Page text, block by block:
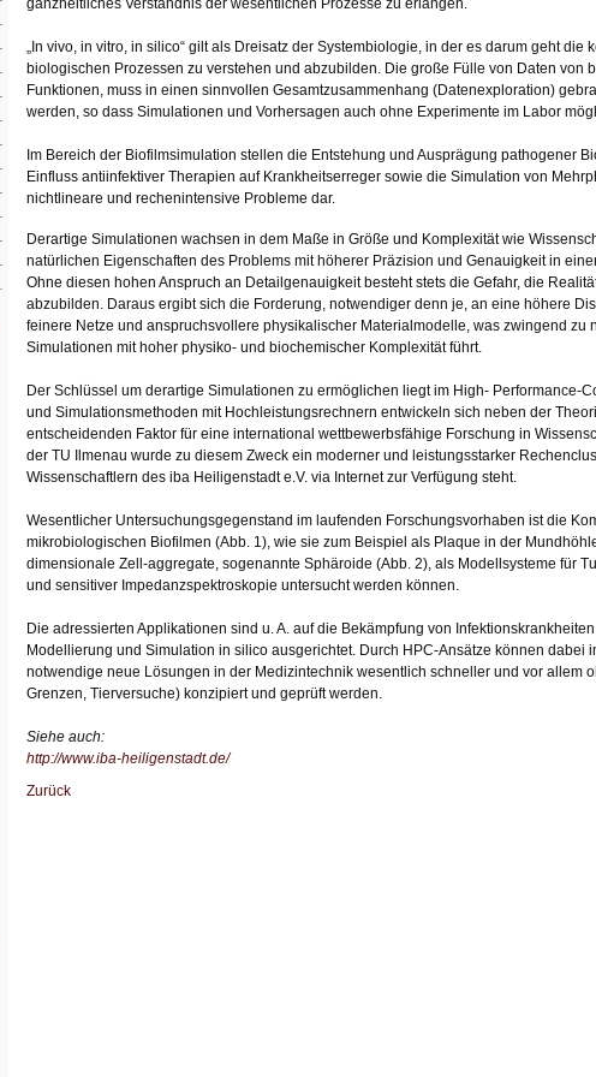
ganzheitliches Verständnis der wesentlichen Prozesse zu erlangen.
„In vivo, in vitro, in silico“ gilt als Dreisatz der Systembiologie, in der es darum geht die
biologischen Prozessen zu verstehen und abzubilden. Die große Fülle von Daten von
Funktionen, muss in einen sinnvollen Gesamtzusammenhang (Datenexploration)
werden, so dass Simulationen und Vorhersagen auch ohne Experimente im Labor
Im Bereich der Biofilmsimulation stellen die Entstehung und Ausprägung pathogener
Einfluss antiinfektiver Therapien auf Krankheitserreger sowie die Simulation von
nichtlineare und rechenintensive Probleme dar.
Derartige Simulationen wachsen in dem Maße in Größe und Komplexität wie
natürlichen Eigenschaften des Problems mit höherer Präzision und Genauigkeit in
Ohne diesen hohen Anspruch an Detailgenauigkeit besteht stets die Gefahr, die
abzubilden. Daraus ergibt sich die Forderung, notwendiger denn je, an eine höhere
feinere Netze und anspruchsvollere physikalischer Materialmodelle, was zwingend zu
Simulationen mit hoher physiko- und biochemischer Komplexität führt.
Der Schlüssel um derartige Simulationen zu ermöglichen liegt im High- Performance-
und Simulationsmethoden mit Hochleistungsrechnern entwickeln sich neben der
entscheidenden Faktor für eine international wettbewerbsfähige Forschung in
der TU Ilmenau wurde zu diesem Zweck ein moderner und leistungsstarker
Wissenschaftlern des iba Heiligenstadt e.V. via Internet zur Verfügung steht.
Wesentlicher Untersuchungsgegenstand im laufenden Forschungsvorhaben ist die
mikrobiologischen Biofilmen (Abb. 1), wie sie zum Beispiel als Plaque in der
dimensionale Zell-aggregate, sogenannte Sphäroide (Abb. 2), als Modellsysteme für
und sensitiver Impedanzspektroskopie untersucht werden können.
Die adressierten Applikationen sind u. A. auf die Bekämpfung von
Modellierung und Simulation in silico ausgerichtet. Durch HPC-Ansätze können dabei
notwendige neue Lösungen in der Medizintechnik wesentlich schneller und vor allem
Grenzen, Tierversuche) konzipiert und geprüft werden.
Siehe auch:
http://www.iba-heiligenstadt.de/
Zurück